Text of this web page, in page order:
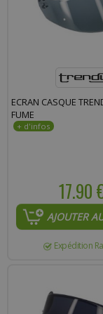
ECRAN CASQUE
FUME
17.90
AJOUTER
Expédition